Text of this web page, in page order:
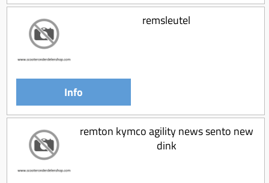
remsleutel
Info
remton kymco agility news sento new
dink